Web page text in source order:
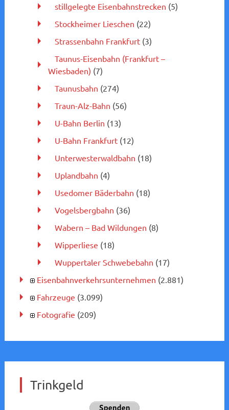
stillgelegte Eisenbahnstrecken (5)
Stockheimer Lieschen (22)
Strassenbahn Frankfurt(3)
Taunus-Eisenbahn (Frankfurt –
Wiesbaden) (7)
Taunusbahn (274)
Traun-Alz-Bahn (56)
U-Bahn Berlin (13)
U-Bahn Frankfurt(12)
Unterwesterwaldbahn (18)
Uplandbahn (4)
Usedomer Bäderbahn (18)
Vogelsbergbahn (36)
Wabern – Bad Wildungen (8)
Wipperliese (18)
Wuppertaler Schwebebahn (17)
Eisenbahnverkehrsunternehmen (2.881)
Fahrzeuge (3.099)
Fotografie (209)
Trinkgeld